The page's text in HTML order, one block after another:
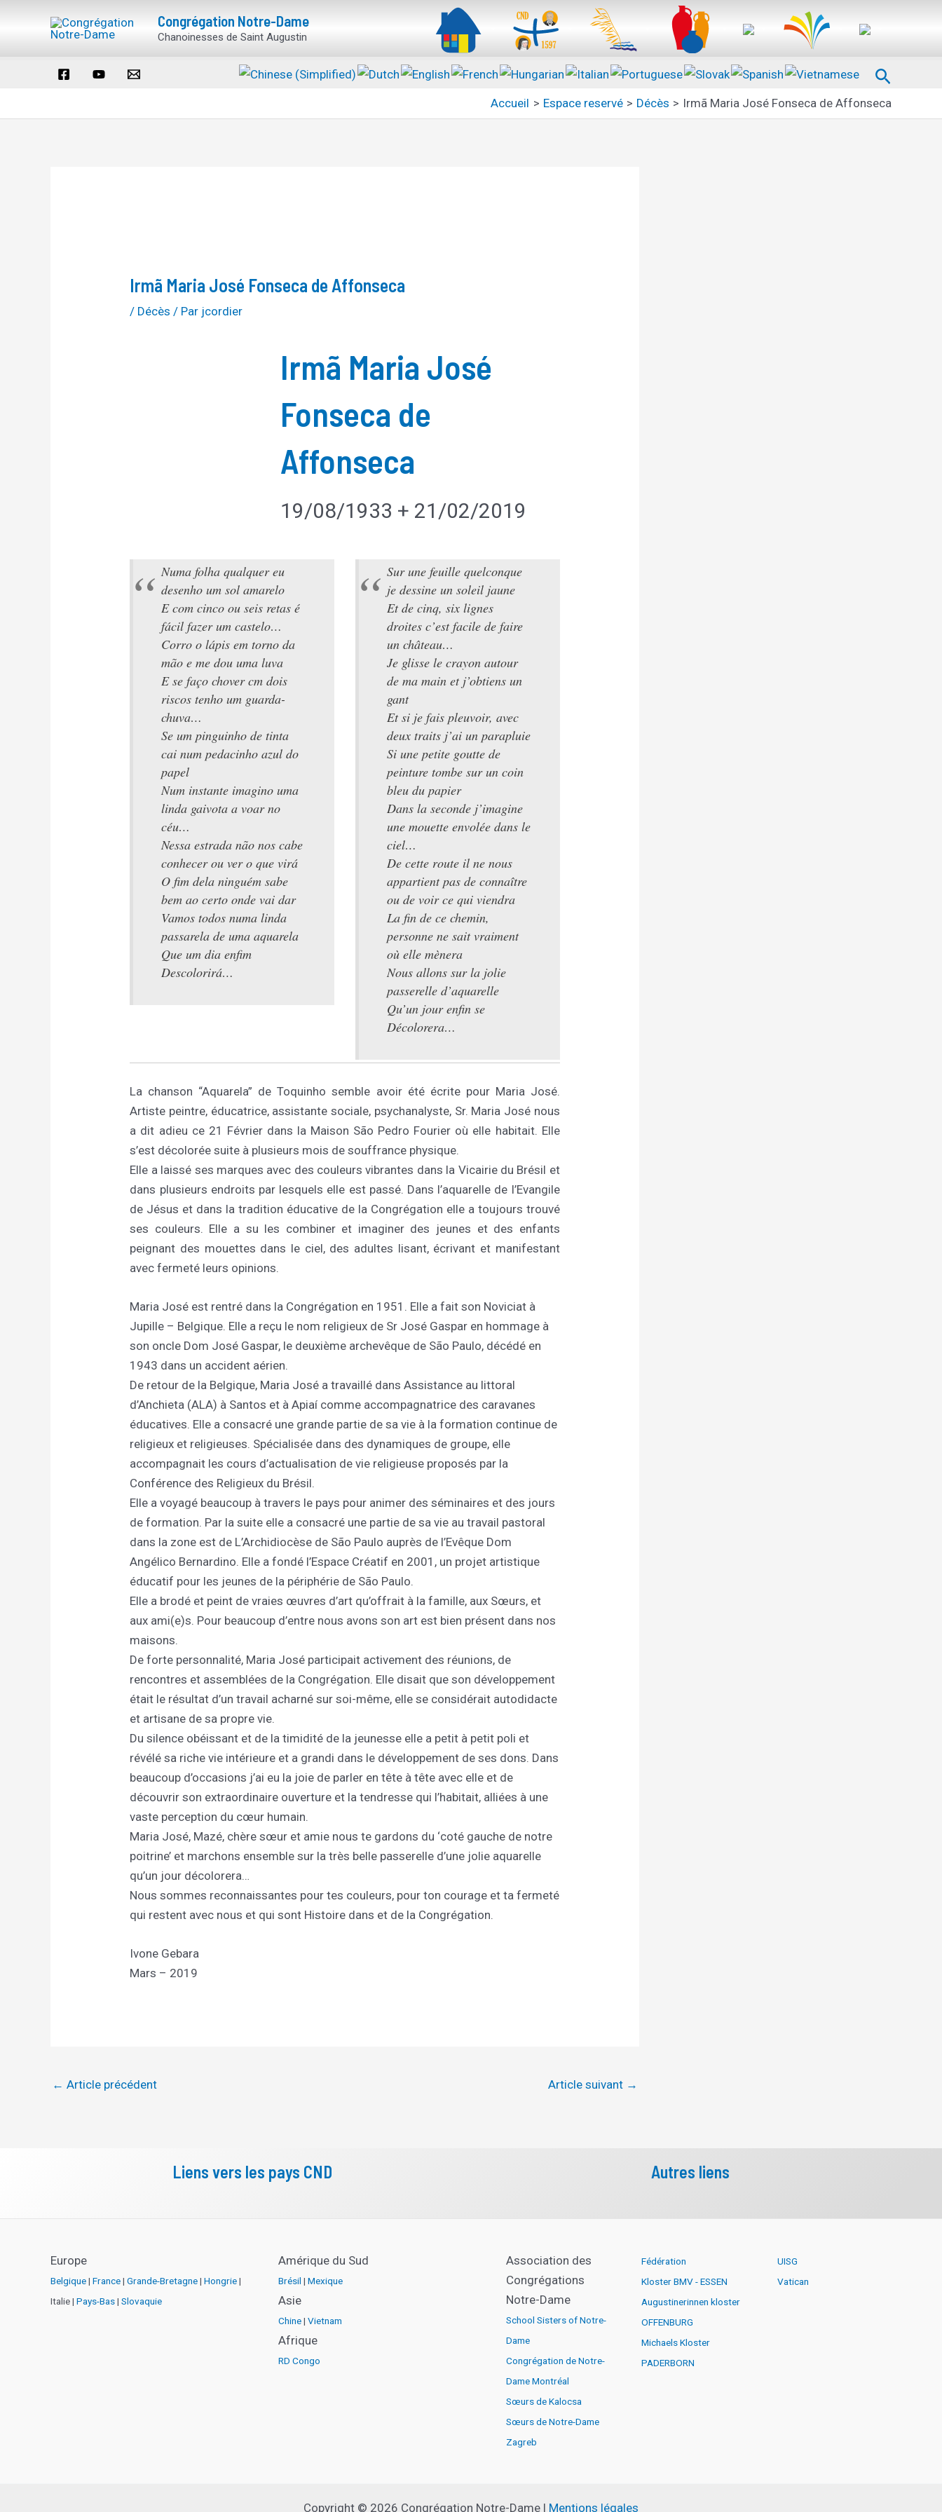
Congrégation Notre-Dame
Chanoinesses de Saint Augustin
Accueil Espace reservé Décès Irmã Maria José Fonseca de Affonseca
Irmã Maria José Fonseca de Affonseca
/ Décès / Par jcordier
Irmã Maria José
Fonseca de
Affonseca
19/08/1933 + 21/02/2019
Numa folha qualquer eu
desenho um sol amarelo
E com cinco ou seis retas é
fácil fazer um castelo…
Corro o lápis em torno da
mão e me dou uma luva
E se faço chover cm dois
riscos tenho um guarda-
chuva…
Se um pinguinho de tinta
cai num pedacinho azul do
papel
Num instante imagino uma
linda gaivota a voar no
céu…
Nessa estrada não nos cabe
conhecer ou ver o que virá
O fim dela ninguém sabe
bem ao certo onde vai dar
Vamos todos numa linda
passarela de uma aquarela
Que um dia enfim
Descolorirá…
Sur une feuille quelconque
je dessine un soleil jaune
Et de cinq, six lignes
droites c’est facile de faire
un château…
Je glisse le crayon autour
de ma main et j’obtiens un
gant
Et si je fais pleuvoir, avec
deux traits j’ai un parapluie
Si une petite goutte de
peinture tombe sur un coin
bleu du papier
Dans la seconde j’imagine
une mouette envolée dans le
ciel…
De cette route il ne nous
appartient pas de connaître
ou de voir ce qui viendra
La fin de ce chemin,
personne ne sait vraiment
où elle mènera
Nous allons sur la jolie
passerelle d’aquarelle
Qu’un jour enfin se
Décolorera…
La chanson “Aquarela” de Toquinho semble avoir été écrite pour Maria José.
Artiste peintre, éducatrice, assistante sociale, psychanalyste, Sr. Maria José nous
a dit adieu ce 21 Février dans la Maison São Pedro Fourier où elle habitait. Elle
s’est décolorée suite à plusieurs mois de souffrance physique.
Elle a laissé ses marques avec des couleurs vibrantes dans la Vicairie du Brésil et
dans plusieurs endroits par lesquels elle est passé. Dans l’aquarelle de l’Evangile
de Jésus et dans la tradition éducative de la Congrégation elle a toujours trouvé
ses couleurs. Elle a su les combiner et imaginer des jeunes et des enfants
peignant des mouettes dans le ciel, des adultes lisant, écrivant et manifestant
avec fermeté leurs opinions.
Maria José est rentré dans la Congrégation en 1951. Elle a fait son Noviciat à
Jupille – Belgique. Elle a reçu le nom religieux de Sr José Gaspar en hommage à
son oncle Dom José Gaspar, le deuxième archevêque de São Paulo, décédé en
1943 dans un accident aérien.
De retour de la Belgique, Maria José a travaillé dans Assistance au littoral
d’Anchieta (ALA) à Santos et à Apiaí comme accompagnatrice des caravanes
éducatives. Elle a consacré une grande partie de sa vie à la formation continue de
religieux et religieuses. Spécialisée dans des dynamiques de groupe, elle
accompagnait les cours d’actualisation de vie religieuse proposés par la
Conférence des Religieux du Brésil.
Elle a voyagé beaucoup à travers le pays pour animer des séminaires et des jours
de formation. Par la suite elle a consacré une partie de sa vie au travail pastoral
dans la zone est de L’Archidiocèse de São Paulo auprès de l’Evêque Dom
Angélico Bernardino. Elle a fondé l’Espace Créatif en 2001, un projet artistique
éducatif pour les jeunes de la périphérie de São Paulo.
Elle a brodé et peint de vraies œuvres d’art qu’offrait à la famille, aux Sœurs, et
aux ami(e)s. Pour beaucoup d’entre nous avons son art est bien présent dans nos
maisons.
De forte personnalité, Maria José participait activement des réunions, de
rencontres et assemblées de la Congrégation. Elle disait que son développement
était le résultat d’un travail acharné sur soi-même, elle se considérait autodidacte
et artisane de sa propre vie.
Du silence obéissant et de la timidité de la jeunesse elle a petit à petit poli et
révélé sa riche vie intérieure et a grandi dans le développement de ses dons. Dans
beaucoup d’occasions j’ai eu la joie de parler en tête à tête avec elle et de
découvrir son extraordinaire ouverture et la tendresse qui l’habitait, alliées à une
vaste perception du cœur humain.
Maria José, Mazé, chère sœur et amie nous te gardons du ‘coté gauche de notre
poitrine’ et marchons ensemble sur la très belle passerelle d’une jolie aquarelle
qu’un jour décolorera…
Nous sommes reconnaissantes pour tes couleurs, pour ton courage et ta fermeté
qui restent avec nous et qui sont Histoire dans et de la Congrégation.
Ivone Gebara
Mars – 2019
des
← Article précédent Article suivant →
Liens vers les pays CND Autres liens
Europe
Belgique| France| Grande-Bretagne| Hongrie|
Italie | Pays-Bas| Slovaquie
Amérique du Sud
Brésil | Mexique
Asie
Chine| Vietnam
Afrique
RD Congo
Association des
Congrégations
Notre-Dame
School Sisters of Notre-
Dame
Congrégation de Notre-
Dame Montréal
Sœurs de Kalocsa
Sœurs de Notre-Dame
Zagreb
Fédération
Kloster BMV - ESSEN
Augustinerinnen kloster
OFFENBURG
Michaels Kloster
PADERBORN
UISG
Vatican
Copyright © 2026 Congrégation Notre-Dame | Mentions légales